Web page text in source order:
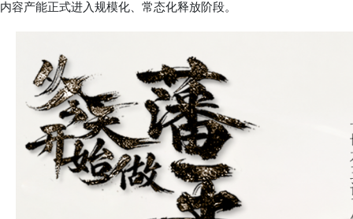
内容产能正式进入规模化、常态化释放阶段。